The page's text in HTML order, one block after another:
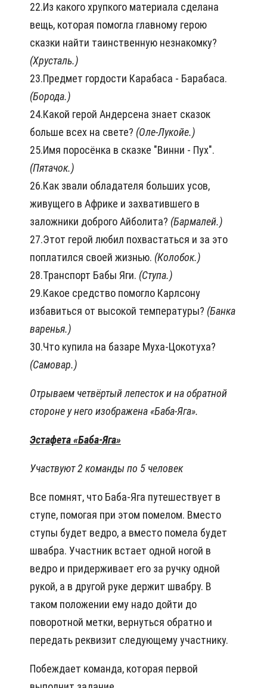
22.Из какого хрупкого материала сделана
вещь, которая помогла главному герою
сказки найти таинственную незнакомку?
(Хрусталь.)
23.Предмет гордости Карабаса - Барабаса.
(Борода.)
24.Какой герой Андерсена знает сказок
больше всех на свете? (Оле-Лукойе.)
25.Имя поросёнка в сказке "Винни - Пух".
(Пятачок.)
26.Как звали обладателя больших усов,
живущего в Африке и захватившего в
заложники доброго Айболита? (Бармалей.)
27.Этот герой любил похвастаться и за это
поплатился своей жизнью. (Колобок.)
28.Транспорт Бабы Яги. (Ступа.)
29.Какое средство помогло Карлсону
избавиться от высокой температуры? (Банка
варенья.)
30.Что купила на базаре Муха-Цокотуха?
(Самовар.)
Отрываем четвёртый лепесток и на обратной
стороне у него изображена «Баба-Яга».
Эстафета «Баба-Яга»
Участвуют 2 команды по 5 человек
Все помнят, что Баба-Яга путешествует в
ступе, помогая при этом помелом. Вместо
ступы будет ведро, а вместо помела будет
швабра. Участник встает одной ногой в
ведро и придерживает его за ручку одной
рукой, а в другой руке держит швабру. В
таком положении ему надо дойти до
поворотной метки, вернуться обратно и
передать реквизит следующему участнику.
Побеждает команда, которая первой